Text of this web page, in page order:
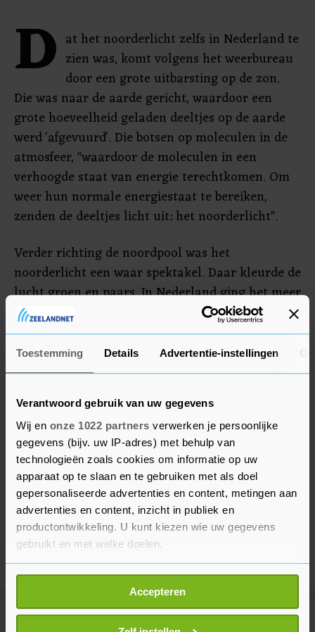
Toestemming Details Advertentie-instellingen
Verantwoord gebruik van uw gegevens
Wij en onze 1022 partners verwerken je persoonlijke
gegevens (bijv. uw IP-adres) met behulp van
technologieën zoals cookies om informatie op uw
apparaat op te slaan en te gebruiken met als doel
gepersonaliseerde advertenties en content, metingen aan
advertenties en content, inzicht in publiek en
productontwikkeling. U kunt kiezen wie uw gegevens
gebruikt en met welke doelen.
Als u het toestaat, willen we ook graag:
Informatie verzamelen over uw geografische
locatie, die tot een paar meter nauwkeurig kan zijn
Accepteren
D at het noorderlicht zelfs in Nederland te
zien was, komt volgens het weerbureau
door een grote uitbarsting op de zon.
Die was naar de aarde gericht, waardoor een
grote hoeveelheid geladen deeltjes op de aarde
werd 'afgevuurd'. Die botsen op moleculen in de
atmosfeer, "waardoor de moleculen in een
verhoogde staat van energie terechtkomen. Om
weer hun normale energiestaat te bereiken,
zenden de deeltjes licht uit: het noorderlicht".
Verder richting de noordpool was het
noorderlicht een waar spektakel. Daar kleurde de
lucht groen en paars. In Nederland ging het meer
om rode tinten.
Meer uit Binnenland